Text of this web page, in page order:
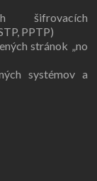
šifrovacích
PPTP)
stránok „no
systémov a